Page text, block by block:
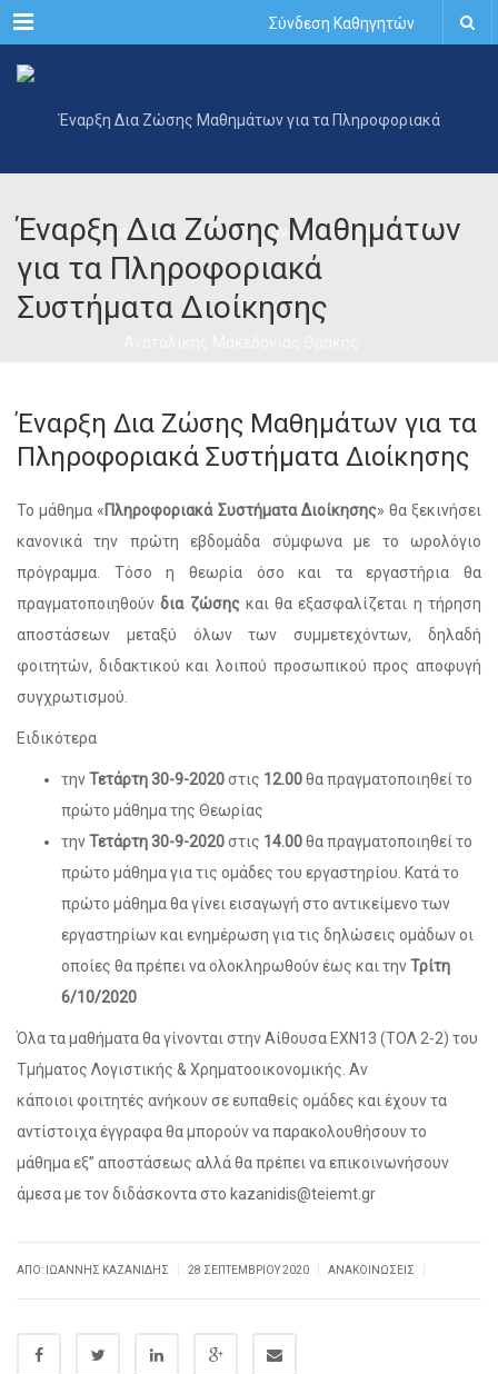
Menu Σύνδεση Καθηγητών
Έναρξη Δια Ζώσης Μαθημάτων
για τα Πληροφοριακά
Συστήματα Διοίκησης
Έναρξη Δια Ζώσης Μαθημάτων για τα
Πληροφοριακά Συστήματα Διοίκησης
Το μάθημα «Πληροφοριακά Συστήματα Διοίκησης» θα ξεκινήσει
κανονικά την πρώτη εβδομάδα σύμφωνα με το ωρολόγιο
πρόγραμμα. Τόσο η θεωρία όσο και τα εργαστήρια θα
πραγματοποιηθούνδια ζώσηςκαι θα εξασφαλίζεται η τήρηση
αποστάσεων μεταξύ όλων των συμμετεχόντων, δηλαδή
φοιτητών, διδακτικού και λοιπού προσωπικού προς αποφυγή
συγχρωτισμού.
Ειδικότερα
τηνΤετάρτη 30-9-2020στις 12.00θα πραγματοποιηθεί το
πρώτο μάθημα της Θεωρίας
τηνΤετάρτη 30-9-2020στις 14.00θα πραγματοποιηθεί το
πρώτο μάθημα για τις ομάδες του εργαστηρίου. Κατά το
πρώτο μάθημα θα γίνει εισαγωγή στο αντικείμενο των
εργαστηρίων και ενημέρωση για τις δηλώσεις ομάδων οι
οποίες θα πρέπει να ολοκληρωθούν έως και τηνΤρίτη
6/10/2020
Όλα τα μαθήματα θα γίνονται στην Αίθουσα ΕΧΝ13 (ΤΟΛ 2-2) του
Τμήματος Λογιστικής & Χρηματοοικονομικής. Αν
κάποιοι φοιτητές ανήκουν σε ευπαθείς ομάδες και έχουν τα
αντίστοιχα έγγραφα θα μπορούν να παρακολουθήσουν το
μάθημα εξ” αποστάσεως αλλά θα πρέπει να επικοινωνήσουν
άμεσα με τον διδάσκοντα στο kazanidis@teiemt.gr
ΑΠΌ: ΙΩΆΝΝΗΣ ΚΑΖΑΝΊΔΗΣ 28 ΣΕΠΤΕΜΒΡΊΟΥ 2020 ΑΝΑΚΟΙΝΏΣΕΙΣ